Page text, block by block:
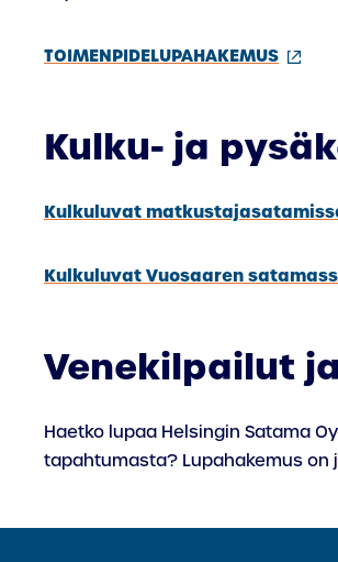
TOIMENPIDELUPAHAKEMUS
Kulku- ja
Kulkuluvat
Kulkuluvat Vuosaaren
Venekilpailut
Haetko lupaa Helsingin Satama
tapahtumasta? Lupahakemus on